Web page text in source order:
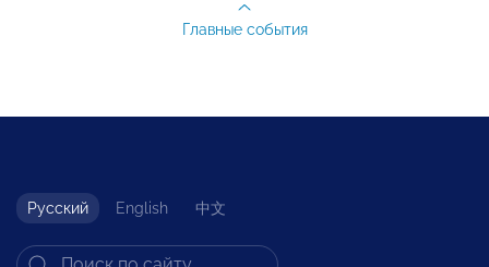
Главные события
Русский English 中文